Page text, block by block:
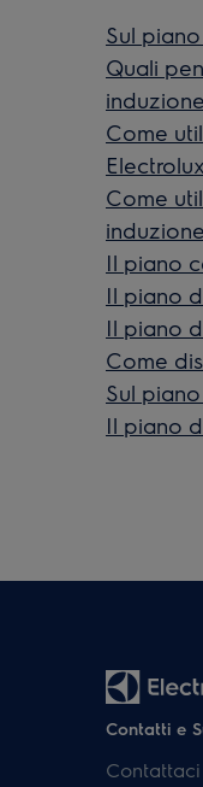
Sul
Quali
Come
Electrolux
Come
Il piano
Il piano
Il piano
Come
Sul
Il piano
Contatti e
Contattaci